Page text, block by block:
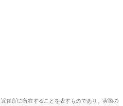
住所に所在することを表すものであり、実際の